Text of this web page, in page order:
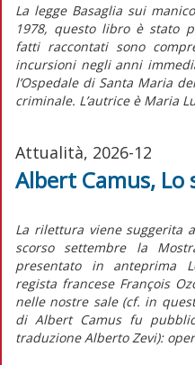
La legge Basaglia sui
1978, questo libro è stato
fatti raccontati sono
incursioni negli anni
l’Ospedale di Santa Maria
criminale. L’autrice è Maria
Attualità, 2026-12
Albert Camus,
La rilettura viene suggerita
scorso settembre la
presentato in anteprima
regista francese François
nelle nostre sale (cf. in
di Albert Camus fu
traduzione Alberto Zevi):